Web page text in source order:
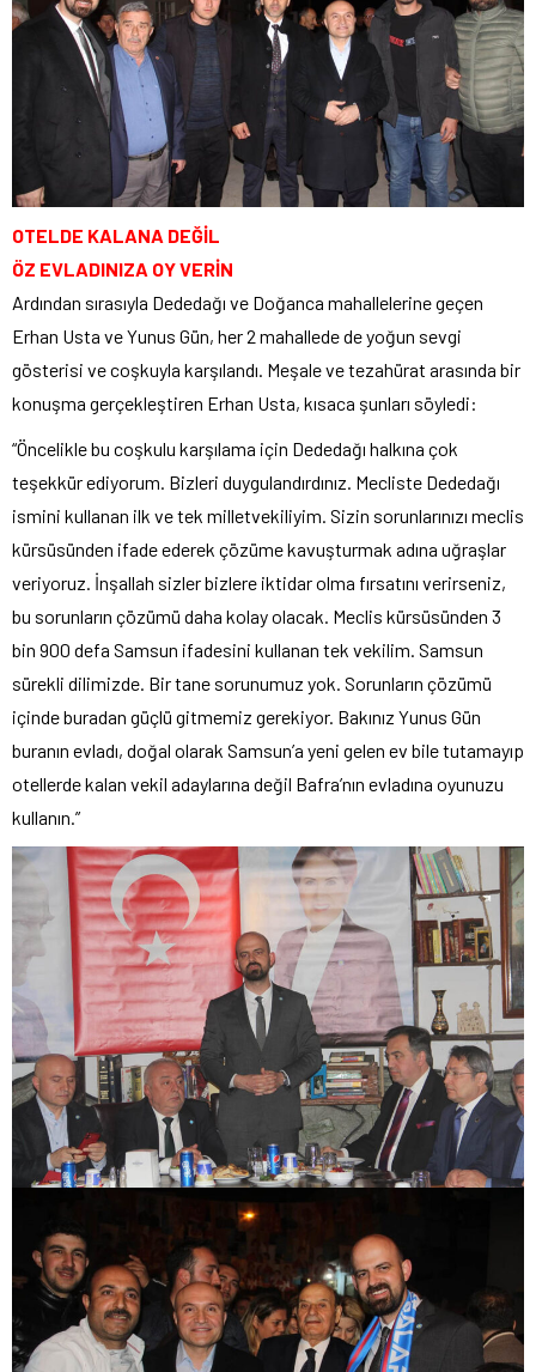
OTELDE KALANA DEĞİL
ÖZ EVLADINIZA OY VERİN
Ardından sırasıyla Dededağı ve Doğanca mahallelerine geçen
Erhan Usta ve Yunus Gün, her 2 mahallede de yoğun sevgi
gösterisi ve coşkuyla karşılandı. Meşale ve tezahürat arasında bir
konuşma gerçekleştiren Erhan Usta, kısaca şunları söyledi:
“Öncelikle bu coşkulu karşılama için Dededağı halkına çok
teşekkür ediyorum. Bizleri duygulandırdınız. Mecliste Dededağı
ismini kullanan ilk ve tek milletvekiliyim. Sizin sorunlarınızı meclis
kürsüsünden ifade ederek çözüme kavuşturmak adına uğraşlar
veriyoruz. İnşallah sizler bizlere iktidar olma fırsatını verirseniz,
bu sorunların çözümü daha kolay olacak. Meclis kürsüsünden 3
bin 900 defa Samsun ifadesini kullanan tek vekilim. Samsun
sürekli dilimizde. Bir tane sorunumuz yok. Sorunların çözümü
içinde buradan güçlü gitmemiz gerekiyor. Bakınız Yunus Gün
buranın evladı, doğal olarak Samsun’a yeni gelen ev bile tutamayıp
otellerde kalan vekil adaylarına değil Bafra’nın evladına oyunuzu
kullanın.”